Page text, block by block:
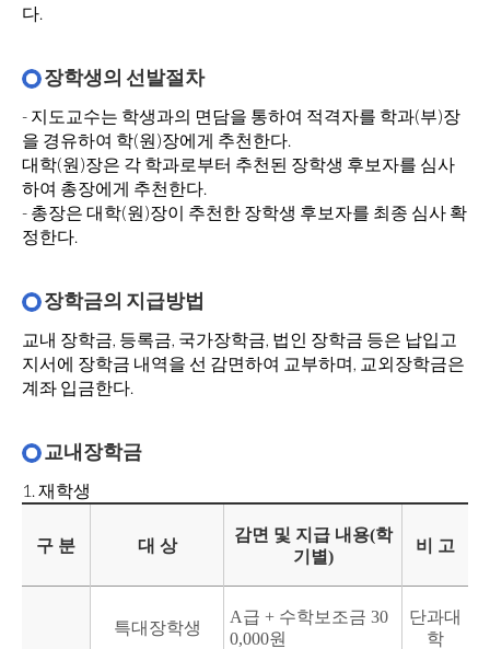
다.
장학생의 선발절차
- 지도교수는 학생과의 면담을 통하여 적격자를 학과(부)장
을 경유하여 학(원)장에게 추천한다.
대학(원)장은 각 학과로부터 추천된 장학생 후보자를 심사
하여 총장에게 추천한다.
- 총장은 대학(원)장이 추천한 장학생 후보자를 최종 심사 확
정한다.
장학금의 지급방법
교내 장학금, 등록금, 국가장학금, 법인 장학금 등은 납입고
지서에 장학금 내역을 선 감면하여 교부하며, 교외장학금은
계좌 입금한다.
교내장학금
1. 재학생
구 분 대 상
감면 및 지급 내용(학
기별)
비 고
특대장학생
A급 + 수학보조금 30
0,000원
단과대
학